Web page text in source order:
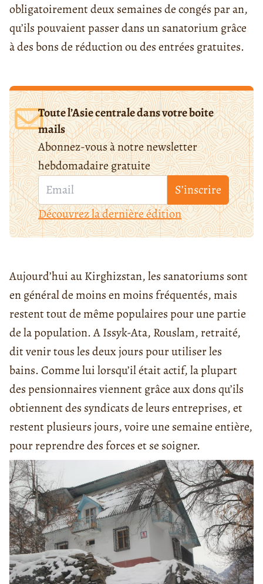
obligatoirement deux semaines de congés par an,
qu’ils pouvaient passer dans un sanatorium grâce
à des bons de réduction ou des entrées gratuites.
Toute l’Asie centrale dans votre boite
mails
Abonnez-vous à notre newsletter
hebdomadaire gratuite
S’inscrire
Découvrez la dernière édition
Aujourd’hui au Kirghizstan, les sanatoriums sont
en général de moins en moins fréquentés, mais
restent tout de même populaires pour une partie
de la population. A Issyk-Ata, Rouslam, retraité,
dit venir tous les deux jours pour utiliser les
bains. Comme lui lorsqu’il était actif, la plupart
des pensionnaires viennent grâce aux dons qu’ils
obtiennent des syndicats de leurs entreprises, et
restent plusieurs jours, voire une semaine entière,
pour reprendre des forces et se soigner.